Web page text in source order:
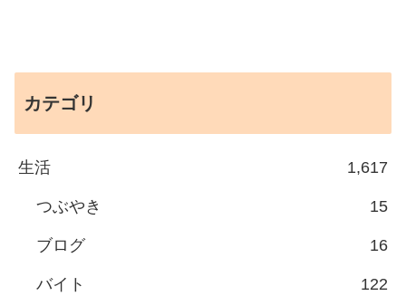
カテゴリ
生活 1,617
つぶやき 15
ブログ 16
バイト 122